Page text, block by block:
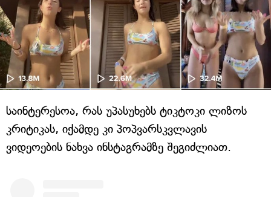
საინტერესოა, რას უპასუხებს ტიკტოკი ლიზოს
კრიტიკას, იქამდე კი პოპვარსკვლავის
ვიდეოების ნახვა ინსტაგრამზე შეგიძლიათ.